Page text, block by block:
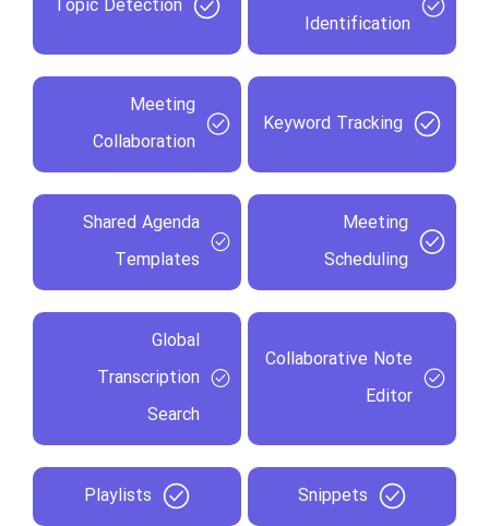
Identification
Topic Detection
Keyword Tracking
Meeting
Collaboration
Meeting
Scheduling
Shared Agenda
Templates
Collaborative Note
Editor
Global
Transcription
Search
Snippets
Playlists